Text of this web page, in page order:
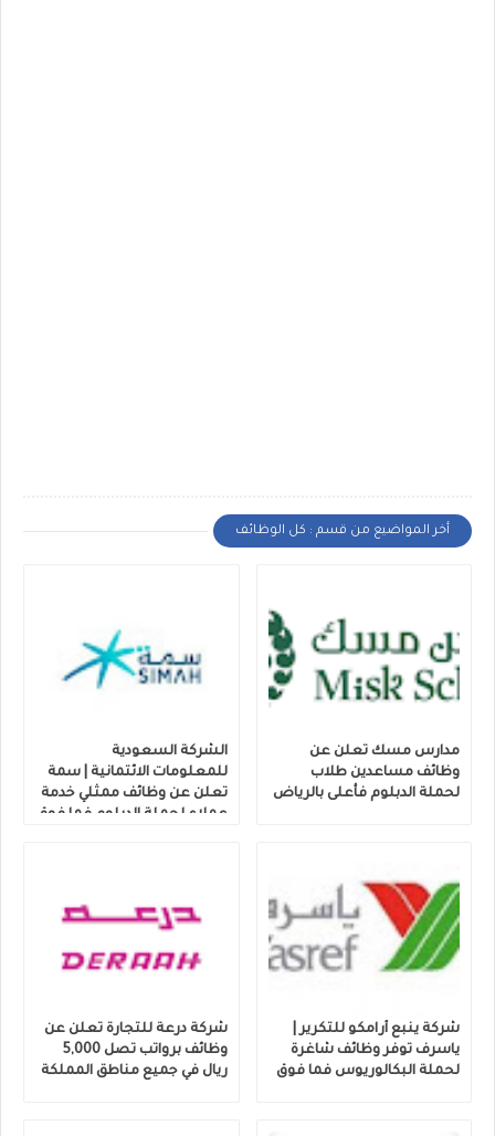
أخر المواضيع من قسم : كل الوظائف
مدارس مسك تعلن عن
وظائف مساعدين طلاب
لحملة الدبلوم فأعلى بالرياض
الشركة السعودية
للمعلومات الائتمانية | سمة
تعلن عن وظائف ممثلي خدمة
عملاء لحملة الدبلوم فما فوق
شركة ينبع أرامكو للتكرير |
ياسرف توفر وظائف شاغرة
لحملة البكالوريوس فما فوق
شركة درعة للتجارة تعلن عن
وظائف برواتب تصل 5,000
ريال في جميع مناطق المملكة